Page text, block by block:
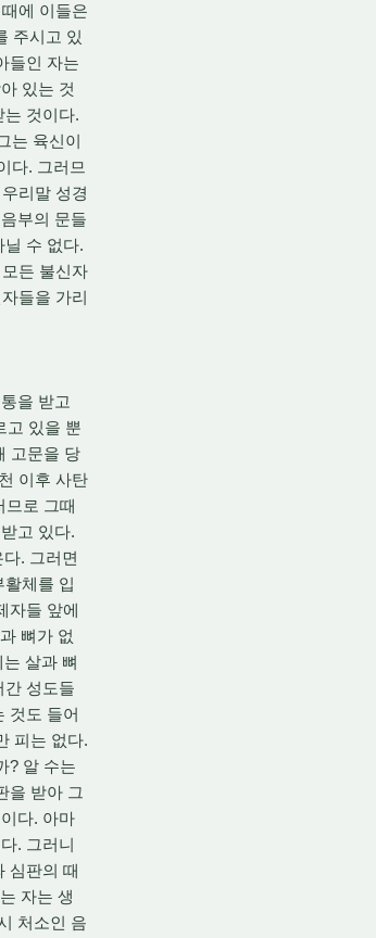
에 이들은
주시고 있
들인 자는
있는 것
것이다.
는 육신이
다. 그러므
리말 성경
부의 문들
수 없다.
든 불신자
들을 가리
을 받고
고 있을 뿐
고문을 당
이후 사탄
므로 그때
고 있다.
. 그러면
체를 입
자들 앞에
뼈가 없
살과 뼈
간 성도들
것도 들어
피는 없다.
? 알 수는
을 받아 그
다. 아마
. 그러니
심판의 때
자는 생
처소인 음